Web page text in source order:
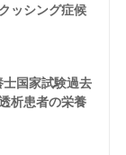
ッシング症候
士国家試験過去
析患者の栄養